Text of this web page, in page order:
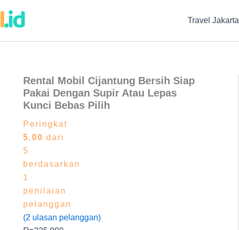
Travel Jakarta
Rental Mobil Cijantung Bersih Siap
Pakai Dengan Supir Atau Lepas
Kunci Bebas Pilih
Peringkat
5.00 dari
5
berdasarkan
1
penilaian
pelanggan
(2 ulasan pelanggan)